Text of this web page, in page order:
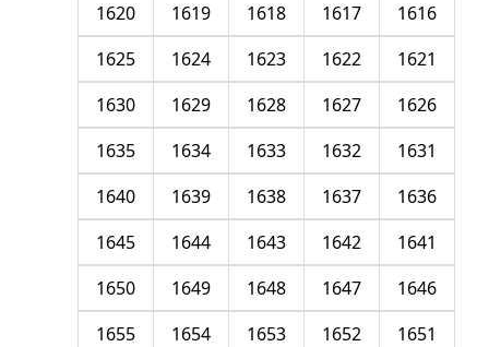
1616
1617
1618
1619
1620
1621
1622
1623
1624
1625
1626
1627
1628
1629
1630
1631
1632
1633
1634
1635
1636
1637
1638
1639
1640
1641
1642
1643
1644
1645
1646
1647
1648
1649
1650
1651
1652
1653
1654
1655